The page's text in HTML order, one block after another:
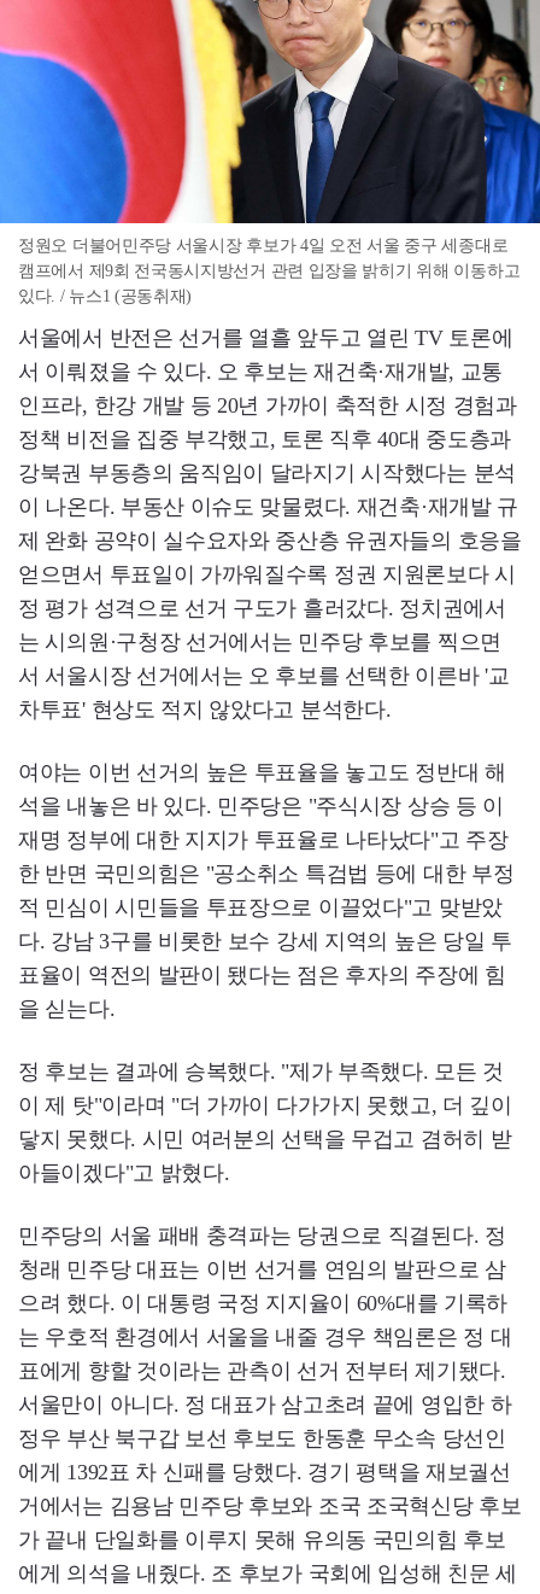
정원오 더불어민주당 서울시장 후보가 4일 오전 서울 중구 세종대로
캠프에서 제9회 전국동시지방선거 관련 입장을 밝히기 위해 이동하고
있다. / 뉴스1 (공동취재)
서울에서 반전은 선거를 열흘 앞두고 열린 TV 토론에
서 이뤄졌을 수 있다. 오 후보는 재건축·재개발, 교통
인프라, 한강 개발 등 20년 가까이 축적한 시정 경험과
정책 비전을 집중 부각했고, 토론 직후 40대 중도층과
강북권 부동층의 움직임이 달라지기 시작했다는 분석
이 나온다. 부동산 이슈도 맞물렸다. 재건축·재개발 규
제 완화 공약이 실수요자와 중산층 유권자들의 호응을
얻으면서 투표일이 가까워질수록 정권 지원론보다 시
정 평가 성격으로 선거 구도가 흘러갔다. 정치권에서
는 시의원·구청장 선거에서는 민주당 후보를 찍으면
서 서울시장 선거에서는 오 후보를 선택한 이른바 '교
차투표' 현상도 적지 않았다고 분석한다.
여야는 이번 선거의 높은 투표율을 놓고도 정반대 해
석을 내놓은 바 있다. 민주당은 "주식시장 상승 등 이
재명 정부에 대한 지지가 투표율로 나타났다"고 주장
한 반면 국민의힘은 "공소취소 특검법 등에 대한 부정
적 민심이 시민들을 투표장으로 이끌었다"고 맞받았
다. 강남 3구를 비롯한 보수 강세 지역의 높은 당일 투
표율이 역전의 발판이 됐다는 점은 후자의 주장에 힘
을 싣는다.
정 후보는 결과에 승복했다. "제가 부족했다. 모든 것
이 제 탓"이라며 "더 가까이 다가가지 못했고, 더 깊이
닿지 못했다. 시민 여러분의 선택을 무겁고 겸허히 받
아들이겠다"고 밝혔다.
민주당의 서울 패배 충격파는 당권으로 직결된다. 정
청래 민주당 대표는 이번 선거를 연임의 발판으로 삼
으려 했다. 이 대통령 국정 지지율이 60%대를 기록하
는 우호적 환경에서 서울을 내줄 경우 책임론은 정 대
표에게 향할 것이라는 관측이 선거 전부터 제기됐다.
서울만이 아니다. 정 대표가 삼고초려 끝에 영입한 하
정우 부산 북구갑 보선 후보도 한동훈 무소속 당선인
에게 1392표 차 신패를 당했다. 경기 평택을 재보궐선
거에서는 김용남 민주당 후보와 조국 조국혁신당 후보
가 끝내 단일화를 이루지 못해 유의동 국민의힘 후보
에게 의석을 내줬다. 조 후보가 국회에 입성해 친문 세